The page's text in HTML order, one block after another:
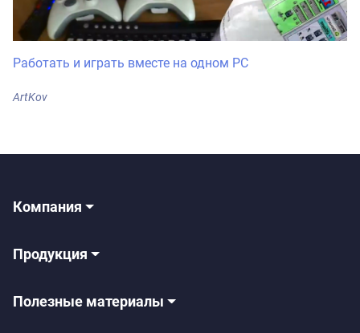
Работать и играть вместе на одном PC
ArtKov
Компания
Продукция
Полезные материалы